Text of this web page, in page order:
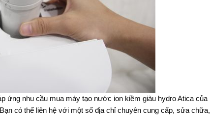
ứng nhu cầu mua máy tạo nước ion kiềm giàu hydro Atica của
có thể liên hệ với một số địa chỉ chuyên cung cấp, sửa chữa,